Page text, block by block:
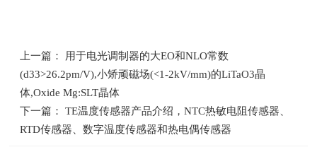
上一篇： 用于电光调制器的大EO和NLO常数
(d33>26.2pm/V),小矫顽磁场(<1-2kV/mm)的LiTaO3晶
体,Oxide Mg:SLT晶体
下一篇： TE温度传感器产品介绍，NTC热敏电阻传感器、
RTD传感器、数字温度传感器和热电偶传感器